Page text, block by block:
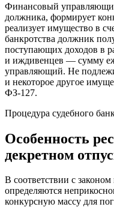
Финансовый
должника, формирует
реализует имущество в
банкротства должник
поступающих доходов в
и иждивенцев — сумму
управляющий. Не
и некоторое другое
ФЗ-127.
Процедура судебного
Особенность
декретном
В соответствии с
определяются
конкурсную массу для